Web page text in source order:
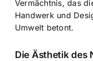
Vermächtnis, das
Handwerk und
Umwelt betont.
Die Ästhetik des